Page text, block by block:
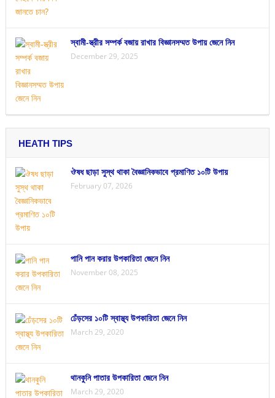
স্বামী-স্ত্রীর সম্পর্ক বজায় রাখার বিজ্ঞানসম্মত উপায় জেনে নিন
December 29, 2025
HEATH TIPS
ঔষধ ছাড়া সুস্থ থাকা বৈজ্ঞানিকভাবে প্রমাণিত ১০টি উপায়
February 07, 2026
পানি পান করার উপকারিতা জেনে নিন
November 08, 2025
ঢেঁড়সের ১০টি স্বাস্থ্য উপকারিতা জেনে নিন
March 29, 2020
থানকুনি পাতার উপকারিতা জেনে নিন
March 29, 2020